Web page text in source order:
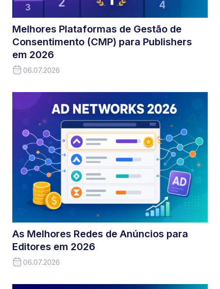
Melhores Plataformas de Gestão de
Consentimento (CMP) para Publishers
em 2026
06.07.2026
As Melhores Redes de Anúncios para
Editores em 2026
06.07.2026